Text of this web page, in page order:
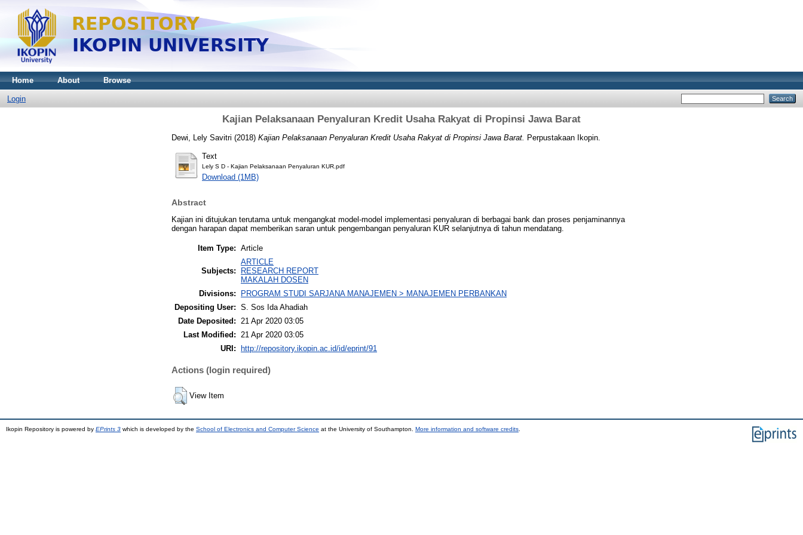
Home About Browse
Login
Kajian Pelaksanaan Penyaluran Kredit Usaha Rakyat di Propinsi Jawa Barat
Dewi, Lely Savitri (2018) Kajian Pelaksanaan Penyaluran Kredit Usaha Rakyat di Propinsi Jawa Barat. Perpustakaan Ikopin.
Text
Lely S D - Kajian Pelaksanaan Penyaluran KUR.pdf
Download (1MB)
Abstract
Kajian ini ditujukan terutama untuk mengangkat model-model implementasi penyaluran di berbagai bank dan proses penjaminannya
dengan harapan dapat memberikan saran untuk pengembangan penyaluran KUR selanjutnya di tahun mendatang.
Item Type: Article
Subjects:
ARTICLE
RESEARCH REPORT
MAKALAH DOSEN
Divisions:
PROGRAM STUDI SARJANA MANAJEMEN > MANAJEMEN PERBANKAN
Depositing User: S. Sos Ida Ahadiah
Date Deposited:
21 Apr 2020 03:05
Last Modified:
21 Apr 2020 03:05
URI:
http://repository.ikopin.ac.id/id/eprint/91
Actions (login required)
View Item
Ikopin Repository is powered by EPrints 3 which is developed by the School of Electronics and Computer Science at the University of Southampton. More information and software credits